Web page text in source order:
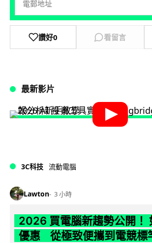
讚好0 看留言
最新影片
3C科技 流動電腦
Lawton 3 小時
2026 買電腦新趨勢公開！
優惠 從極致便攜到電競標